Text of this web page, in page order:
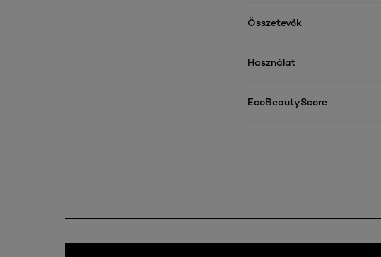
Összetevők
Használat
EcoBeautyScore